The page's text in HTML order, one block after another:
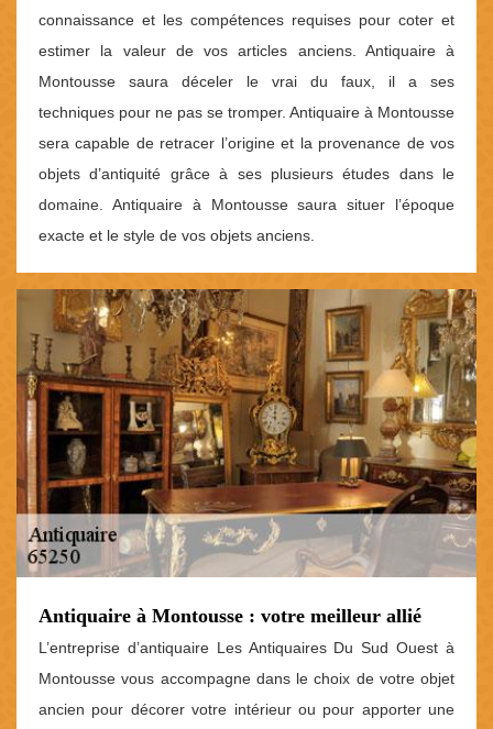
connaissance et les compétences requises pour coter et
estimer la valeur de vos articles anciens. Antiquaire à
Montousse saura déceler le vrai du faux, il a ses
techniques pour ne pas se tromper. Antiquaire à Montousse
sera capable de retracer l’origine et la provenance de vos
objets d’antiquité grâce à ses plusieurs études dans le
domaine. Antiquaire à Montousse saura situer l’époque
exacte et le style de vos objets anciens.
Antiquaire à Montousse : votre meilleur allié
L’entreprise d’antiquaire Les Antiquaires Du Sud Ouest à
Montousse vous accompagne dans le choix de votre objet
ancien pour décorer votre intérieur ou pour apporter une